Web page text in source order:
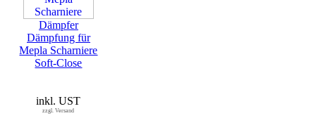
Dämpfer
Dämpfung für
Mepla Scharniere
Soft-Close
inkl. UST
zzgl. Versand